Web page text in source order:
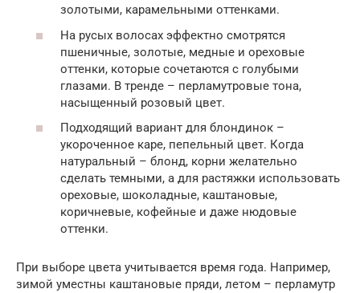
золотыми, карамельными оттенками.
На русых волосах эффектно смотрятся
пшеничные, золотые, медные и ореховые
оттенки, которые сочетаются с голубыми
глазами. В тренде – перламутровые тона,
насыщенный розовый цвет.
Подходящий вариант для блондинок –
укороченное каре, пепельный цвет. Когда
натуральный – блонд, корни желательно
сделать темными, а для растяжки использовать
ореховые, шоколадные, каштановые,
коричневые, кофейные и даже нюдовые
оттенки.
При выборе цвета учитывается время года. Например,
зимой уместны каштановые пряди, летом – перламутр